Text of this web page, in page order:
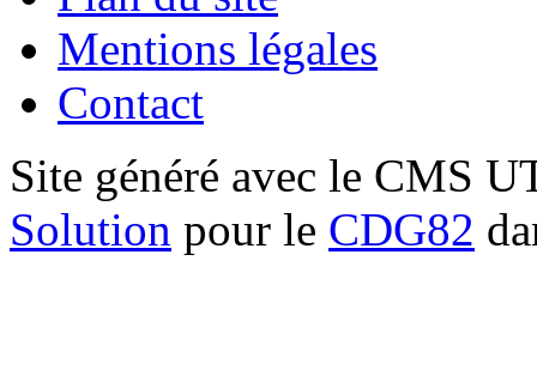
Mentions légales
Contact
Site généré avec le CMS
Solution pour le CDG82